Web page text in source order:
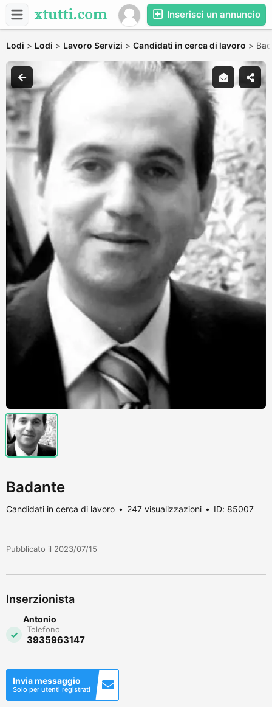
Inserisci un annuncio
Lodi > Lodi > Lavoro Servizi > Candidati in cerca di lavoro >
Badante
Candidati in cerca di lavoro 247 visualizzazioni ID: 85007
Pubblicato il 2023/07/15
Inserzionista
Antonio
Telefono
3935963147
Invia messaggio
Solo per utenti registrati